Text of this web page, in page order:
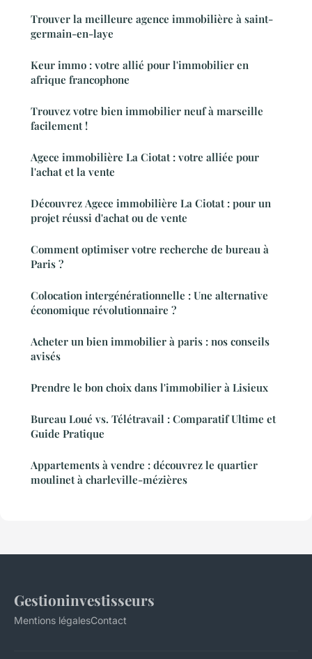
Trouver la meilleure agence immobilière à saint-
germain-en-laye
Keur immo : votre allié pour l'immobilier en
afrique francophone
Trouvez votre bien immobilier neuf à marseille
facilement !
Agece immobilière La Ciotat : votre alliée pour
l'achat et la vente
Découvrez Agece immobilière La Ciotat : pour un
projet réussi d'achat ou de vente
Comment optimiser votre recherche de bureau à
Paris ?
Colocation intergénérationnelle : Une alternative
économique révolutionnaire ?
Acheter un bien immobilier à paris : nos conseils
avisés
Prendre le bon choix dans l'immobilier à Lisieux
Bureau Loué vs. Télétravail : Comparatif Ultime et
Guide Pratique
Appartements à vendre : découvrez le quartier
moulinet à charleville-mézières
Gestioninvestisseurs
Mentions légalesContact